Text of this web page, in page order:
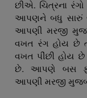
છીએ. ચિત્રના
આપણને બધુ સારું
આપણી મરજી
વખત રંગ હોય છે
વખત પીંછી હોય છે
છે. આપણે બસ
આપણી મરજી